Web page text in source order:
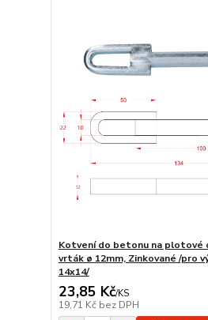
Kotvení do betonu na plotové
vrták ø 12mm, Zinkované /pro
14x14/
23,85 Kč/KS
19,71 Kč bez DPH